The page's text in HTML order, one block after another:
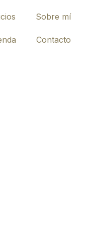
Sobre mí
Contacto